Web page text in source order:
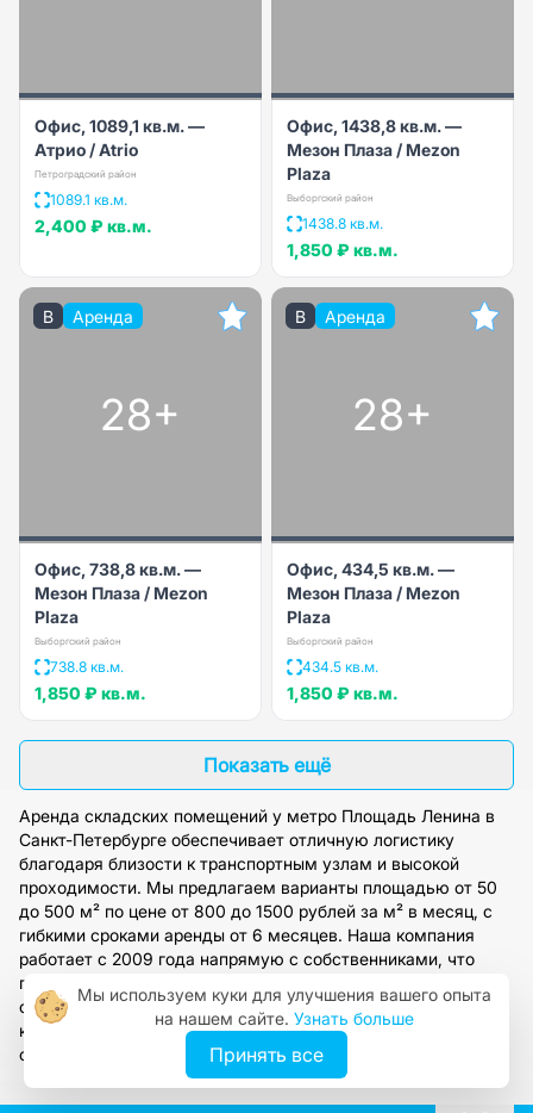
Офис, 1089,1 кв.м. —
Атрио / Atrio
Петроградский район
1089.1 кв.м.
2,400 ₽ кв.м.
Офис, 1438,8 кв.м. —
Мезон Плаза / Mezon
Plaza
Выборгский район
1438.8 кв.м.
1,850 ₽ кв.м.
B Аренда
28+
Офис, 738,8 кв.м. —
Мезон Плаза / Mezon
Plaza
Выборгский район
738.8 кв.м.
1,850 ₽ кв.м.
B Аренда
28+
Офис, 434,5 кв.м. —
Мезон Плаза / Mezon
Plaza
Выборгский район
434.5 кв.м.
1,850 ₽ кв.м.
Показать ещё
Аренда складских помещений у метро Площадь Ленина в
Санкт-Петербурге обеспечивает отличную логистику
благодаря близости к транспортным узлам и высокой
проходимости. Мы предлагаем варианты площадью от 50
до 500 м² по цене от 800 до 1500 рублей за м² в месяц, с
гибкими сроками аренды от 6 месяцев. Наша компания
работает с 2009 года напрямую с собственниками, что
гарантирует прозрачность сделок и полное юридическое
сопровождение. Оставьте заявку на сайте, чтобы получить
консультацию и подобрать склад под ваши задачи в этом
стратегическом районе.
Мы используем куки для улучшения вашего опыта
на нашем сайте. Узнать больше
Принять все